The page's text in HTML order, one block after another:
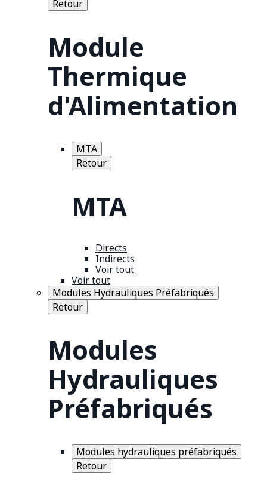
Retour
Module
Thermique
d'Alimentation
MTA
Retour
MTA
Directs
Indirects
Voir tout
Voir tout
Modules Hydrauliques Préfabriqués
Retour
Modules
Hydrauliques
Préfabriqués
Modules hydrauliques préfabriqués
Retour